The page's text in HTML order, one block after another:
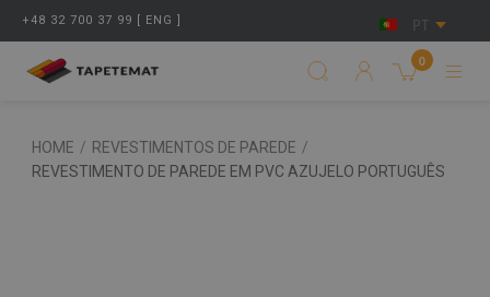
+48 32 700 37 99 [ ENG ] PT
0
HOME / REVESTIMENTOS DE PAREDE /
REVESTIMENTO DE PAREDE EM PVC AZUJELO PORTUGUÊS